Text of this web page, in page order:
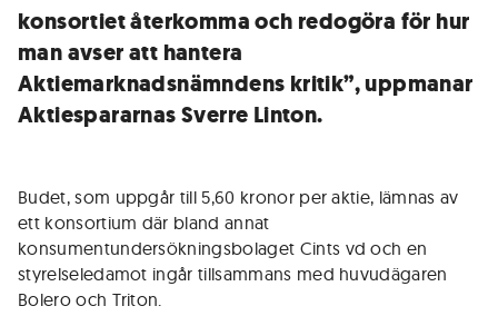
konsortiet återkomma och redogöra för hur
man avser att hantera
Aktiemarknadsnämndens kritik”, uppmanar
Aktiespararnas Sverre Linton.
Budet, som uppgår till 5,60 kronor per aktie, lämnas av
ett konsortium där bland annat
konsumentundersökningsbolaget Cints vd och en
styrelseledamot ingår tillsammans med huvudägaren
Bolero och Triton.